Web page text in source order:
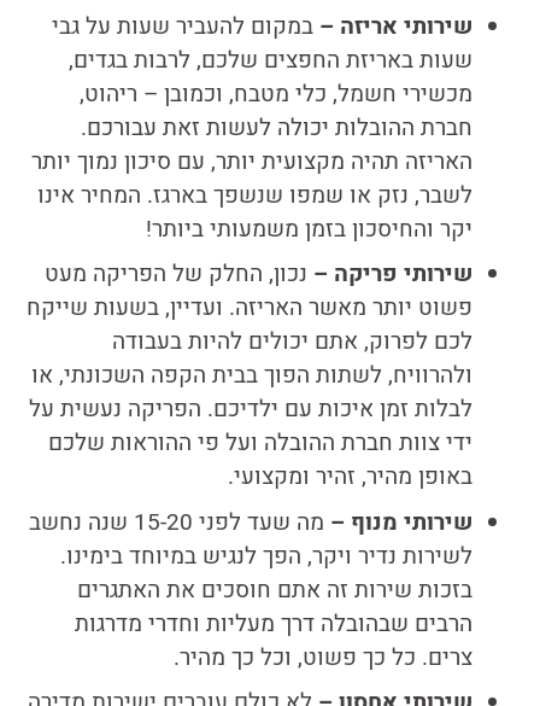
שירותי אריזה – במקום להעביר שעות על גבי
שעות באריזת החפצים שלכם, לרבות בגדים,
מכשירי חשמל, כלי מטבח, וכמובן – ריהוט,
חברת ההובלות יכולה לעשות זאת עבורכם.
האריזה תהיה מקצועית יותר, עם סיכון נמוך יותר
לשבר, נזק או שמפו שנשפך בארגז. המחיר אינו
יקר והחיסכון בזמן משמעותי ביותר!
שירותי פריקה – נכון, החלק של הפריקה מעט
פשוט יותר מאשר האריזה. ועדיין, בשעות שייקח
לכם לפרוק, אתם יכולים להיות בעבודה
ולהרוויח, לשתות הפוך בבית הקפה השכונתי, או
לבלות זמן איכות עם ילדיכם. הפריקה נעשית על
ידי צוות חברת ההובלה ועל פי ההוראות שלכם
באופן מהיר, זהיר ומקצועי.
שירותי מנוף –
מה שעד לפני 15-20 שנה נחשב
לשירות נדיר ויקר, הפך לנגיש במיוחד בימינו.
בזכות שירות זה אתם חוסכים את האתגרים
הרבים שבהובלה דרך מעליות וחדרי מדרגות
צרים. כל כך פשוט, וכל כך מהיר.